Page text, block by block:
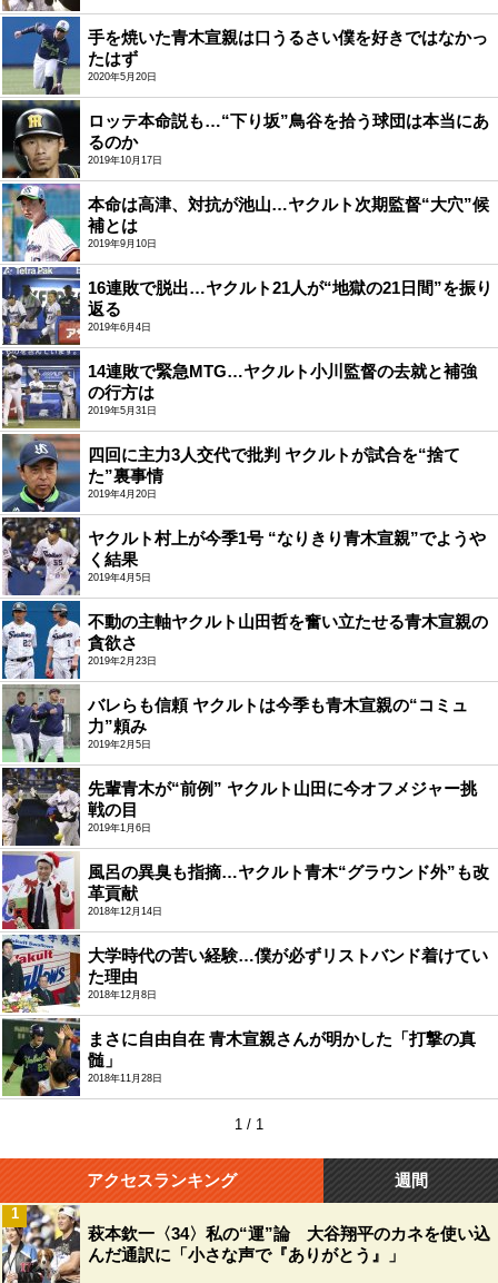
手を焼いた青木宣親は口うるさい僕を好きではなかっ
たはず
2020年5月20日
ロッテ本命説も…“下り坂”鳥谷を拾う球団は本当にあ
るのか
2019年10月17日
本命は高津、対抗が池山…ヤクルト次期監督“大穴”候
補とは
2019年9月10日
16連敗で脱出…ヤクルト21人が“地獄の21日間”を振り
返る
2019年6月4日
14連敗で緊急MTG…ヤクルト小川監督の去就と補強
の行方は
2019年5月31日
四回に主力3人交代で批判 ヤクルトが試合を“捨て
た”裏事情
2019年4月20日
ヤクルト村上が今季1号 “なりきり青木宣親”でようや
く結果
2019年4月5日
不動の主軸ヤクルト山田哲を奮い立たせる青木宣親の
貪欲さ
2019年2月23日
バレらも信頼 ヤクルトは今季も青木宣親の“コミュ
力”頼み
2019年2月5日
先輩青木が“前例” ヤクルト山田に今オフメジャー挑
戦の目
2019年1月6日
風呂の異臭も指摘…ヤクルト青木“グラウンド外”も改
革貢献
2018年12月14日
大学時代の苦い経験…僕が必ずリストバンド着けてい
た理由
2018年12月8日
まさに自由自在 青木宣親さんが明かした「打撃の真
髄」
2018年11月28日
1 / 1
アクセスランキング 週間
萩本欽一〈34〉私の“運”論 大谷翔平のカネを使い込
んだ通訳に「小さな声で『ありがとう』」
1